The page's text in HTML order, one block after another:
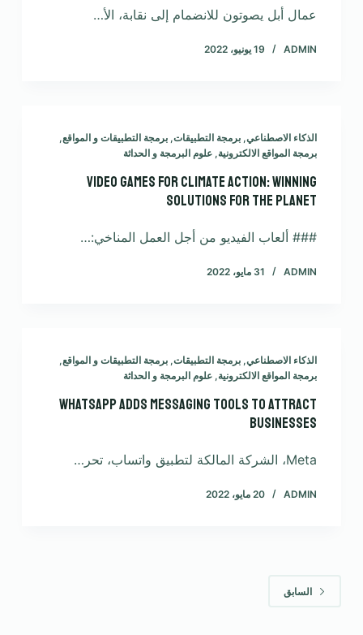
عمال أبل يصوتون للانضمام إلى نقابة، الأ…
ADMIN 19 يونيو، 2022
الذكاء الاصطناعي, برمجة التطبيقات, برمجة التطبيقات و المواقع,
برمجة المواقع الالكترونية, علوم البرمجة و الحداثة
Video games for climate action: Winning
solutions for the planet
### ألعاب الفيديو من أجل العمل المناخي:…
ADMIN 31 مايو، 2022
الذكاء الاصطناعي, برمجة التطبيقات, برمجة التطبيقات و المواقع,
برمجة المواقع الالكترونية, علوم البرمجة و الحداثة
WhatsApp adds messaging tools to attract
businesses
Meta، الشركة المالكة لتطبيق واتساب، تحر…
ADMIN 20 مايو، 2022
السابق